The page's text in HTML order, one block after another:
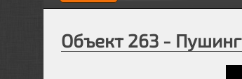
Объект 263 -